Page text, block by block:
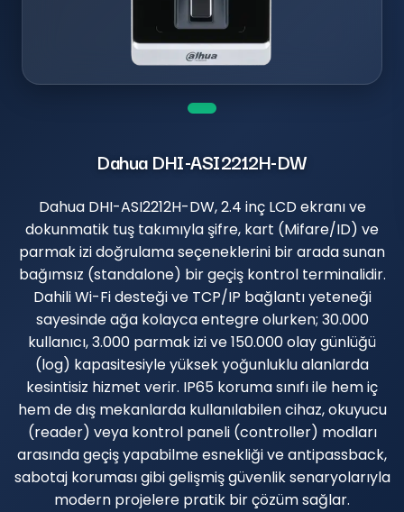
Dahua DHI-ASI2212H-DW
Dahua DHI-ASI2212H-DW, 2.4 inç LCD ekranı ve
dokunmatik tuş takımıyla şifre, kart (Mifare/ID) ve
parmak izi doğrulama seçeneklerini bir arada sunan
bağımsız (standalone) bir geçiş kontrol terminalidir.
Dahili Wi-Fi desteği ve TCP/IP bağlantı yeteneği
sayesinde ağa kolayca entegre olurken; 30.000
kullanıcı, 3.000 parmak izi ve 150.000 olay günlüğü
(log) kapasitesiyle yüksek yoğunluklu alanlarda
kesintisiz hizmet verir. IP65 koruma sınıfı ile hem iç
hem de dış mekanlarda kullanılabilen cihaz, okuyucu
(reader) veya kontrol paneli (controller) modları
arasında geçiş yapabilme esnekliği ve antipassback,
sabotaj koruması gibi gelişmiş güvenlik senaryolarıyla
modern projelere pratik bir çözüm sağlar.